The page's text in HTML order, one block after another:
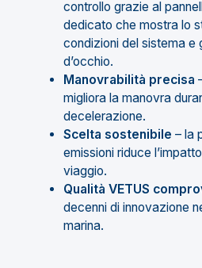
controllo grazie al
dedicato che mostra lo
condizioni del sistema e
d’occhio.
Manovrabilità precisa
migliora la manovra
decelerazione.
Scelta sostenibile – la
emissioni riduce
viaggio.
Qualità VETUS
decenni di innovazione
marina.